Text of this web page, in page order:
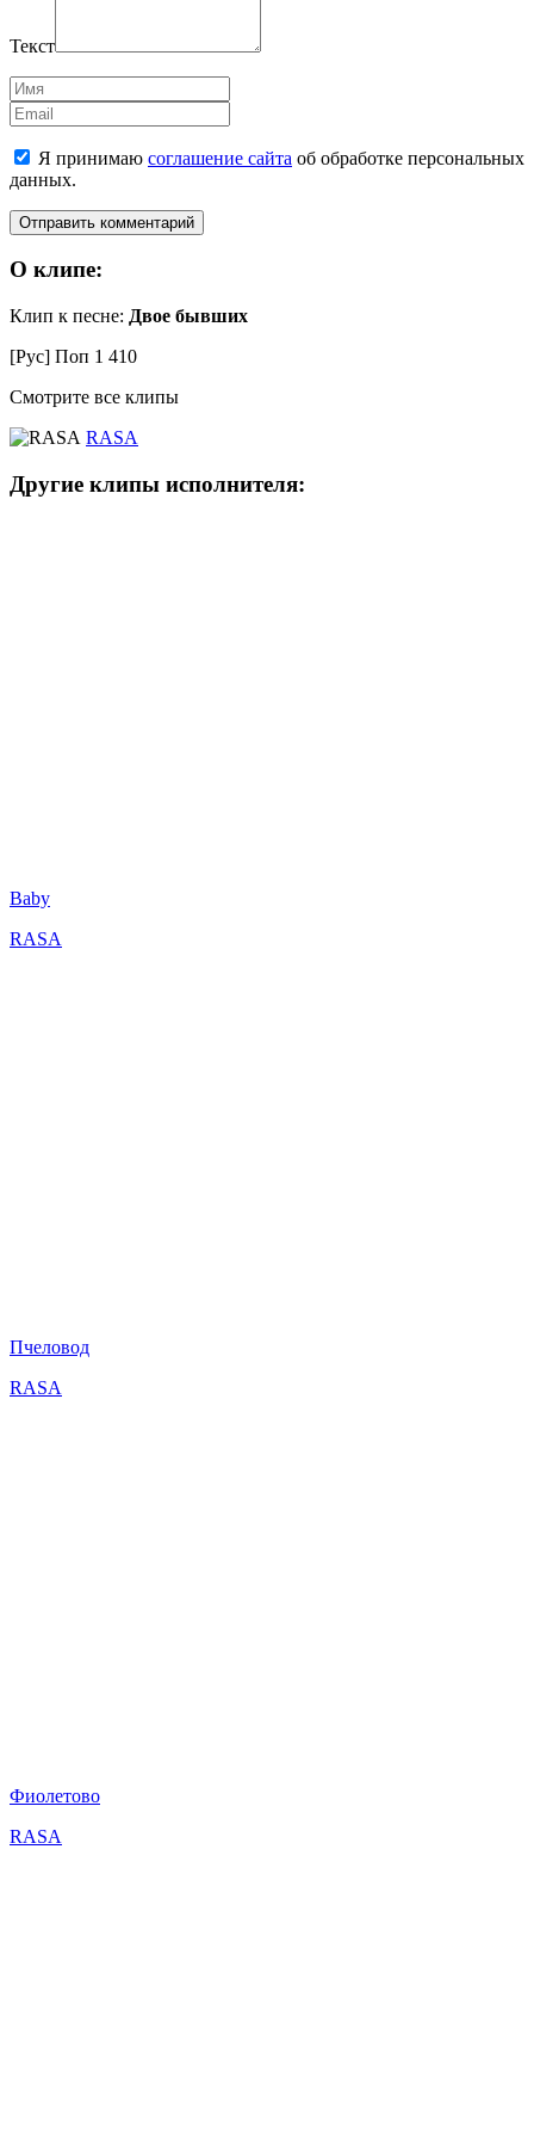
Текст
Имя
Email
Я принимаю соглашение сайта об обработке персональных
данных.
О клипе:
Клип к песне: Двое бывших
[Рус] Поп 1 410
Смотрите все клипы
RASA
Другие клипы исполнителя:
Baby
RASA
Пчеловод
RASA
Фиолетово
RASA